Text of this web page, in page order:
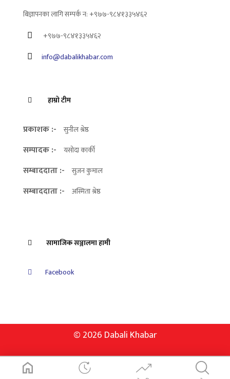
बिज्ञापनका लागि सम्पर्क न: +९७७-९८४१३३५४६२
+९७७-९८४१३३५४६२
info@dabalikhabar.com
हाम्रो टीम
प्रकाशक :- सुनील श्रेष्ठ
सम्पादक :- यसोदा कार्की
सम्बाददाता :- सुजन कुमाल
सम्बाददाता :- अस्मिता श्रेष्ठ
सामाजिक सञ्जालमा हामी
Facebook
© 2026 Dabali Khabar